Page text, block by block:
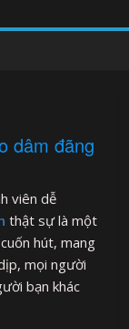
dâm đãng
viên dễ
thật sự là một
hút, mang
mọi người
bạn khác